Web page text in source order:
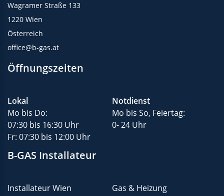
Wagramer Straße 133
1220 Wien
Österreich
office@b-gas.at
Öffnungszeiten
Lokal
Mo bis Do:
07:30 bis 16:30 Uhr
Fr: 07:30 bis 12:00 Uhr
Notdienst
Mo bis So, Feiertag:
0- 24 Uhr
B-GAS Installateur
Installateur Wien Gas & Heizung